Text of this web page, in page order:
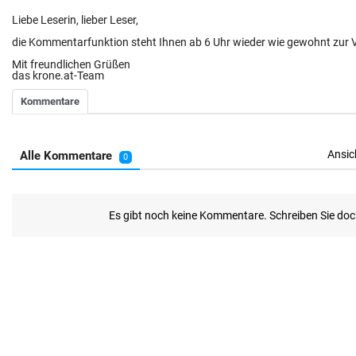
Liebe Leserin, lieber Leser,
die Kommentarfunktion steht Ihnen ab 6 Uhr wieder wie gewohnt zur
Mit freundlichen Grüßen
das krone.at-Team